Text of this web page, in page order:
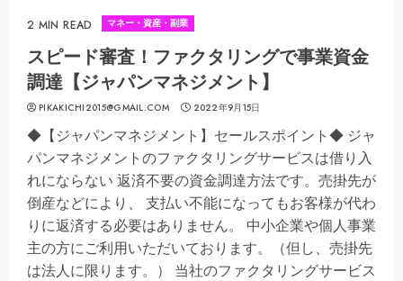
2 MIN READ マネー・資産・副業
スピード審査！ファクタリングで事業資金
調達【ジャパンマネジメント】
PIKAKICHI2015@GMAIL.COM 2022年9月15日
◆【ジャパンマネジメント】セールスポイント◆ ジャ
パンマネジメントのファクタリングサービスは借り入
れにならない 返済不要の資金調達方法です。売掛先が
倒産などにより、 支払い不能になってもお客様が代わ
りに返済する必要はありません。 中小企業や個人事業
主の方にご利用いただいております。（但し、売掛先
は法人に限ります。） 当社のファクタリングサービス